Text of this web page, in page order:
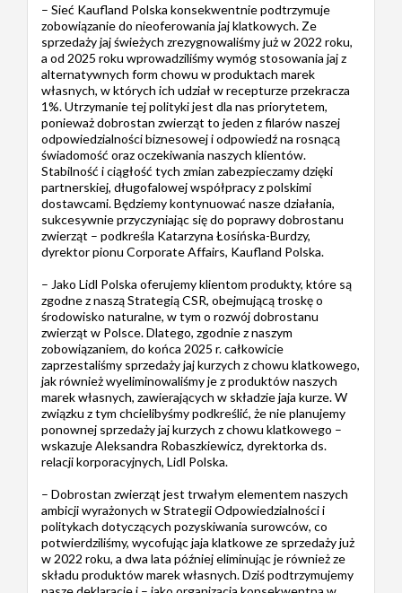
– Sieć Kaufland Polska konsekwentnie podtrzymuje
zobowiązanie do nieoferowania jaj klatkowych. Ze
sprzedaży jaj świeżych zrezygnowaliśmy już w 2022 roku,
a od 2025 roku wprowadziliśmy wymóg stosowania jaj z
alternatywnych form chowu w produktach marek
własnych, w których ich udział w recepturze przekracza
1%. Utrzymanie tej polityki jest dla nas priorytetem,
ponieważ dobrostan zwierząt to jeden z filarów naszej
odpowiedzialności biznesowej i odpowiedź na rosnącą
świadomość oraz oczekiwania naszych klientów.
Stabilność i ciągłość tych zmian zabezpieczamy dzięki
partnerskiej, długofalowej współpracy z polskimi
dostawcami. Będziemy kontynuować nasze działania,
sukcesywnie przyczyniając się do poprawy dobrostanu
zwierząt – podkreśla Katarzyna Łosińska-Burdzy,
dyrektor pionu Corporate Affairs, Kaufland Polska.
– Jako Lidl Polska oferujemy klientom produkty, które są
zgodne z naszą Strategią CSR, obejmującą troskę o
środowisko naturalne, w tym o rozwój dobrostanu
zwierząt w Polsce. Dlatego, zgodnie z naszym
zobowiązaniem, do końca 2025 r. całkowicie
zaprzestaliśmy sprzedaży jaj kurzych z chowu klatkowego,
jak również wyeliminowaliśmy je z produktów naszych
marek własnych, zawierających w składzie jaja kurze. W
związku z tym chcielibyśmy podkreślić, że nie planujemy
ponownej sprzedaży jaj kurzych z chowu klatkowego –
wskazuje Aleksandra Robaszkiewicz, dyrektorka ds.
relacji korporacyjnych, Lidl Polska.
– Dobrostan zwierząt jest trwałym elementem naszych
ambicji wyrażonych w Strategii Odpowiedzialności i
politykach dotyczących pozyskiwania surowców, co
potwierdziliśmy, wycofując jaja klatkowe ze sprzedaży już
w 2022 roku, a dwa lata później eliminując je również ze
składu produktów marek własnych. Dziś podtrzymujemy